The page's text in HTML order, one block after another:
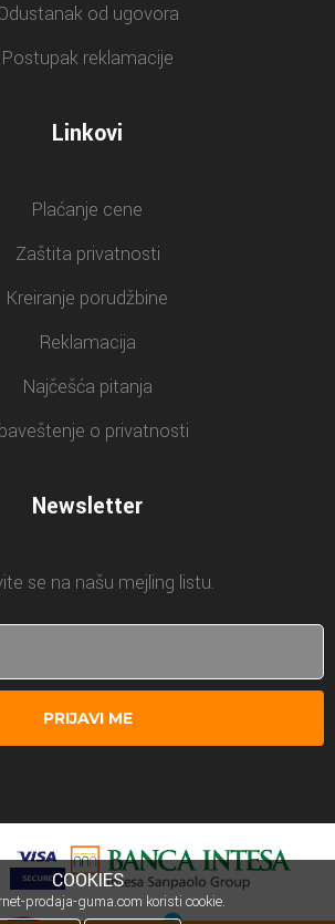
od ugovora
Postupak reklamacije
Linkovi
Plaćanje cene
Zaštita privatnosti
Kreiranje porudžbine
Reklamacija
Najčešća pitanja
o privatnosti
Newsletter
se na našu mejling listu.
PRIJAVI ME
COOKIES
prodaja-guma.com koristi cookie.